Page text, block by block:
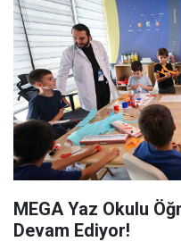
MEGA Yaz Okulu
Devam Ediyor!